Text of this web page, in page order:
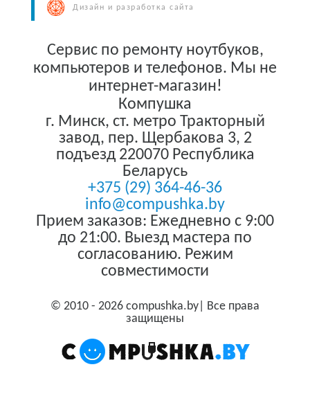
Дизайн и разработка сайта
Сервис по ремонту ноутбуков,
компьютеров и телефонов. Мы не
интернет-магазин!
Компушка
г. Минск, ст. метро Тракторный
завод, пер. Щербакова 3, 2
подъезд 220070 Республика
Беларусь
+375 (29) 364-46-36
info@compushka.by
Прием заказов: Ежедневно с 9:00
до 21:00. Выезд мастера по
согласованию. Режим
совместимости
© 2010 - 2026 compushka.by| Все права
защищены